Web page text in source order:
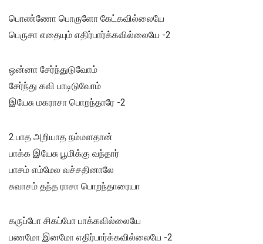
பொண்ணோ பொருளோ கேட்கவில்லையே
பெருசா எதையும் எதிர்பார்க்கவில்லையே -2
ஒன்னா சேர்ந்துடுவோம்
சேர்ந்து கவி பாடிடுவோம்
இயேசு மகராசா பொறந்தாரே -2
2.பாத அறியாத நம்மளதான்
பாக்க இயேசு பூமிக்கு வந்தார்
பாசம் எம்மேல வச்சதினாலே
சுவாசம் தந்த ராசா பொறந்தாரையா
கருப்போ சிகப்போ பாக்கவில்லையே
பணமோ இனமோ எதிர்பார்க்கவில்லையே -2